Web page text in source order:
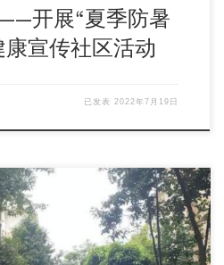
开展“夏季防暑
康宣传社区活动
已发表2022年7月19日
时候，但是脱离了学校的监管，
风险。溺亡、车祸、被骗.....孩子
心的焦点，一个个触目惊心的数